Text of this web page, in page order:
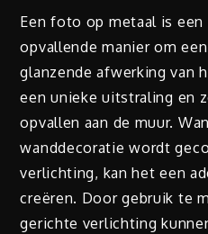
Een foto op metaal is
opvallende manier om
glanzende afwerking van
een unieke uitstraling en
opvallen aan de muur.
wanddecoratie wordt
verlichting, kan het een
creëren. Door gebruik te
gerichte verlichting